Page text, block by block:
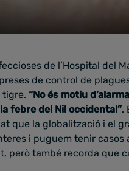
de l’Hospital del
de control de
tigre. “No és motiu
febre del Nil occidental”.
que la globalització i el
i puguem tenir casos
però també recorda que